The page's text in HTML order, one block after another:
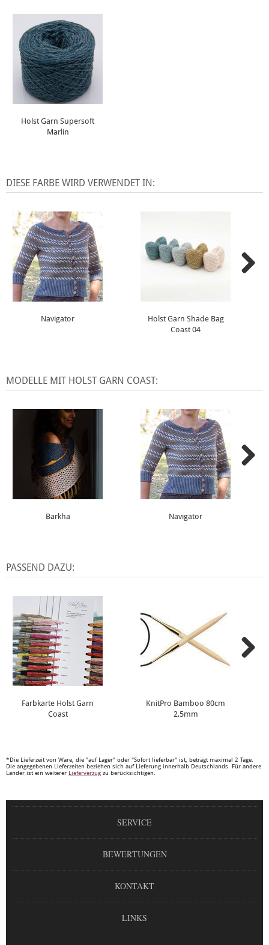
Holst Garn Supersoft
Marlin
DIESE FARBE WIRD VERWENDET IN:
Navigator
Holst Garn Shade Bag
Coast 04
MODELLE MIT HOLST GARN COAST:
Barkha Navigator
PASSEND DAZU:
Farbkarte Holst Garn
Coast
KnitPro Bamboo 80cm
2,5mm
*Die Lieferzeit von Ware, die "auf Lager" oder "Sofort lieferbar" ist, beträgt maximal 2 Tage.
Die angegebenen Lieferzeiten beziehen sich auf Lieferung innerhalb Deutschlands. Für andere
Länder ist ein weiterer Lieferverzug zu berücksichtigen.
SERVICE
BEWERTUNGEN
KONTAKT
LINKS